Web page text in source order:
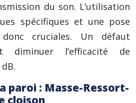
du son. L’utilisation
spécifiques et une pose
cruciales. Un défaut
diminuer l’efficacité de
paroi : Masse-Ressort-
cloison